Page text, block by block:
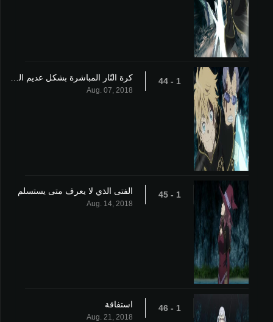
1 - 44
Aug. 07, 2018
1 - 45 الفتى الذي لا يعرف متى يستسلم
Aug. 14, 2018
1 - 46 استفاقة
Aug. 21, 2018